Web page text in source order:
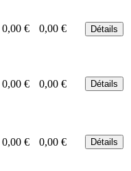
0,00 € 0,00 € Détails
0,00 € 0,00 € Détails
0,00 € 0,00 € Détails